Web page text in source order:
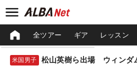
全ツアー ギア レッスン
米国男子 松山英樹ら出場 ウィンダ